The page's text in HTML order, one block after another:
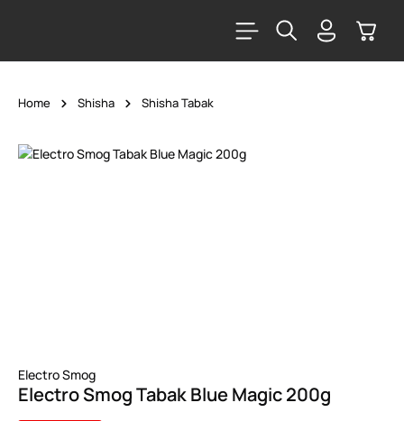
Home Shisha Shisha Tabak
Bildergalerie überspringen
Electro Smog
Electro Smog Tabak Blue Magic 200g